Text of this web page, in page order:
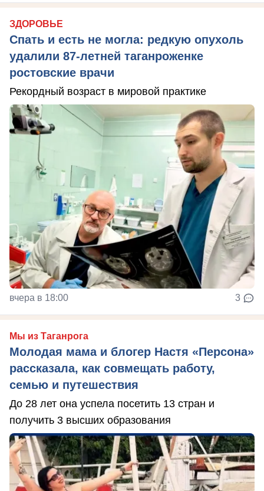
ЗДОРОВЬЕ
Спать и есть не могла: редкую опухоль
удалили 87-летней таганроженке
ростовские врачи
Рекордный возраст в мировой практике
вчера в 18:00 3
Мы из Таганрога
Молодая мама и блогер Настя «Персона»
рассказала, как совмещать работу,
семью и путешествия
До 28 лет она успела посетить 13 стран и
получить 3 высших образования